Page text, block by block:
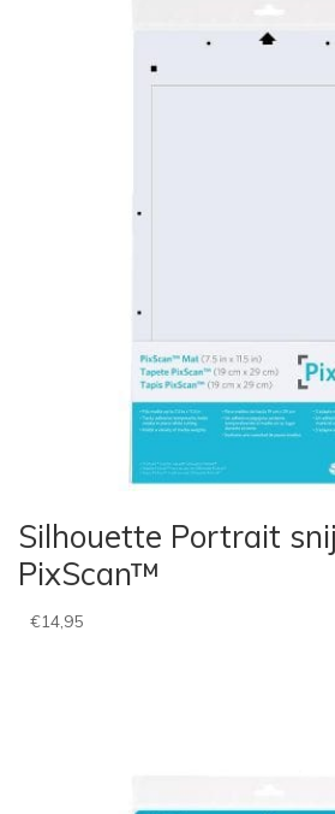
Silhouette Portrait
PixScan™
€14,95